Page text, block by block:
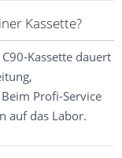
Kassette?
Kassette dauert
Profi-Service
auf das Labor.